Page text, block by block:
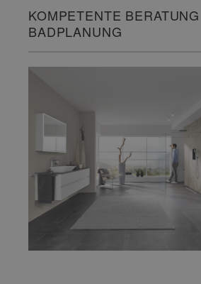
KOMPETENTE
BADPLANUNG